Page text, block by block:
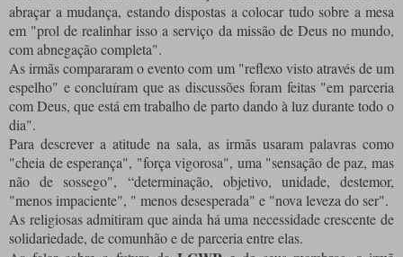
abraçar a mudança, estando dispostas a colocar tudo sobre a mesa
em "prol de realinhar isso a serviço da missão de Deus no mundo,
com abnegação completa".
As irmãs compararam o evento com um "reflexo visto através de um
espelho" e concluíram que as discussões foram feitas "em parceria
com Deus, que está em trabalho de parto dando à luz durante todo o
dia".
Para descrever a atitude na sala, as irmãs usaram palavras como
"cheia de esperança", "força vigorosa", uma "sensação de paz, mas
não de sossego", “determinação, objetivo, unidade, destemor,
"menos impaciente", " menos desesperada" e "nova leveza do ser".
As religiosas admitiram que ainda há uma necessidade crescente de
solidariedade, de comunhão e de parceria entre elas.